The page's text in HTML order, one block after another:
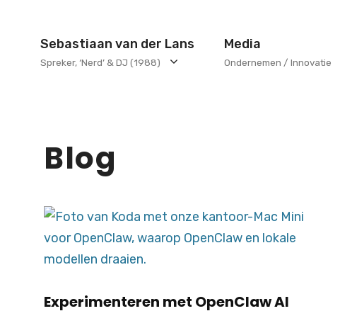
Sebastiaan van der Lans
Spreker, ‘Nerd’ & DJ (1988)
Media
Ondernemen / Innovatie
Blog
Experimenteren met OpenClaw AI